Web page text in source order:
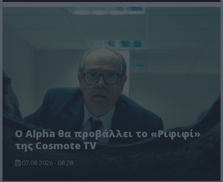
Ο Alpha θα προβάλλει το «Ριφιφί»
της Cosmote TV
07.08.2026 - 08:28